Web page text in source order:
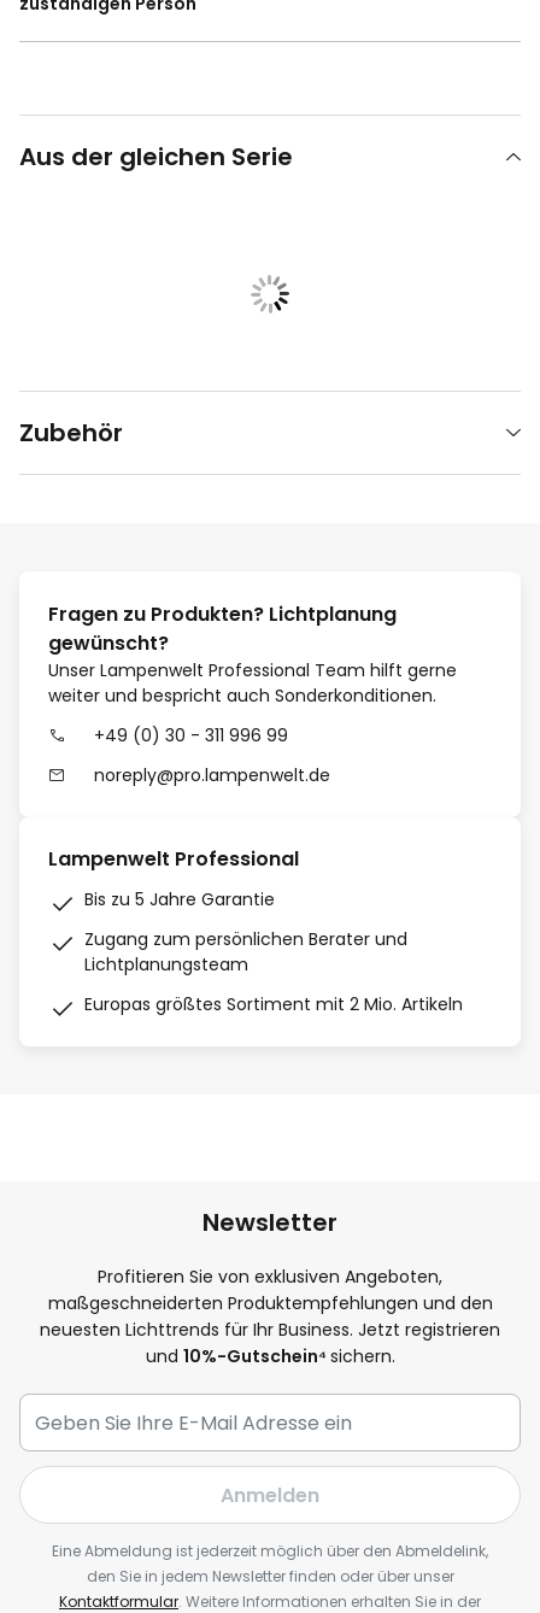
Aus der gleichen Serie
Zubehör
Fragen zu Produkten? Lichtplanung
gewünscht?
Unser Lampenwelt Professional Team hilft gerne
weiter und bespricht auch Sonderkonditionen.
+49 (0) 30 - 311 996 99
noreply@pro.lampenwelt.de
Lampenwelt Professional
Bis zu 5 Jahre Garantie
Zugang zum persönlichen Berater und
Lichtplanungsteam
Europas größtes Sortiment mit 2 Mio. Artikeln
Newsletter
Profitieren Sie von exklusiven Angeboten,
maßgeschneiderten Produktempfehlungen und den
neuesten Lichttrends für Ihr Business. Jetzt registrieren
und 10%-Gutschein⁴ sichern.
Anmelden
Eine Abmeldung ist jederzeit möglich über den Abmeldelink,
den Sie in jedem Newsletter finden oder über unser
Kontaktformular. Weitere Informationen erhalten Sie in der